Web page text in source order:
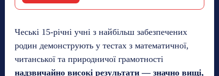
Чеські 15-річні учні з найбільш забезпечених
родин демонструють у тестах з математичної,
читанської та природничої грамотності
надзвичайно високі результати — значно вищі,